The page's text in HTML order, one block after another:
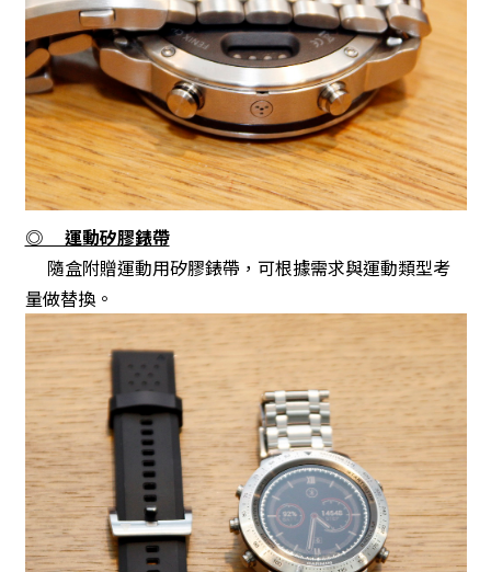
◎ 運動矽膠錶帶
隨盒附贈運動用矽膠錶帶，可根據需求與運動類型考
量做替換。